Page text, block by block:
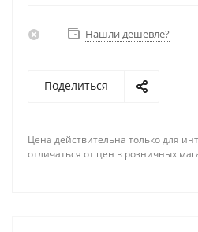
Нашли дешевле?
Поделиться
Цена действительна только для
отличаться от цен в розничных